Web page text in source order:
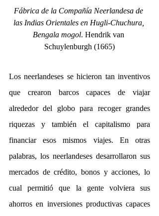
Fábrica de la Compañía Neerlandesa de
las Indias Orientales en Hugli-Chuchura,
Bengala mogol. Hendrik van
Schuylenburgh (1665)
Los neerlandeses se hicieron tan inventivos
que crearon barcos capaces de viajar
alrededor del globo para recoger grandes
riquezas y también el capitalismo para
financiar esos mismos viajes. En otras
palabras, los neerlandeses desarrollaron sus
mercados de crédito, bonos y acciones, lo
cual permitió que la gente volviera sus
ahorros en inversiones productivas capaces